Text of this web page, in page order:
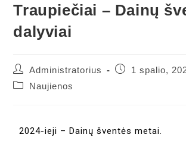
Traupiečiai – Dainų
dalyviai
Administratorius
1 spalio,
Naujienos
2024-ieji – Dainų šventės metai.